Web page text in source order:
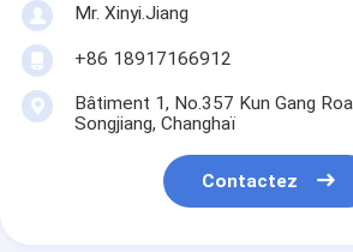
Mr. Xinyi.Jiang
+86 18917166912
Bâtiment 1, No.357 Kun Gang
Songjiang, Changhaï
Contactez